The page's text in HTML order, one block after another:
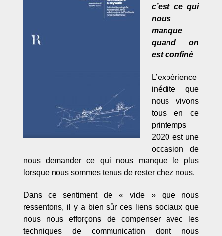
c’est ce qui
nous
manque
quand on
est confiné
L’expérience
inédite que
nous vivons
tous en ce
printemps
2020 est une
occasion de
nous demander ce qui nous manque le plus
lorsque nous sommes tenus de rester chez nous.
Dans ce sentiment de « vide » que nous
ressentons, il y a bien sûr ces liens sociaux que
nous nous efforçons de compenser avec les
techniques de communication dont nous